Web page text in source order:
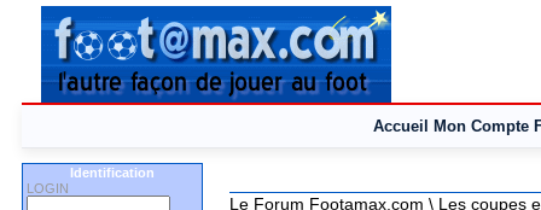
Accueil Mon Compte
Identification
LOGIN
Le Forum Footamax.com \ Les coupes